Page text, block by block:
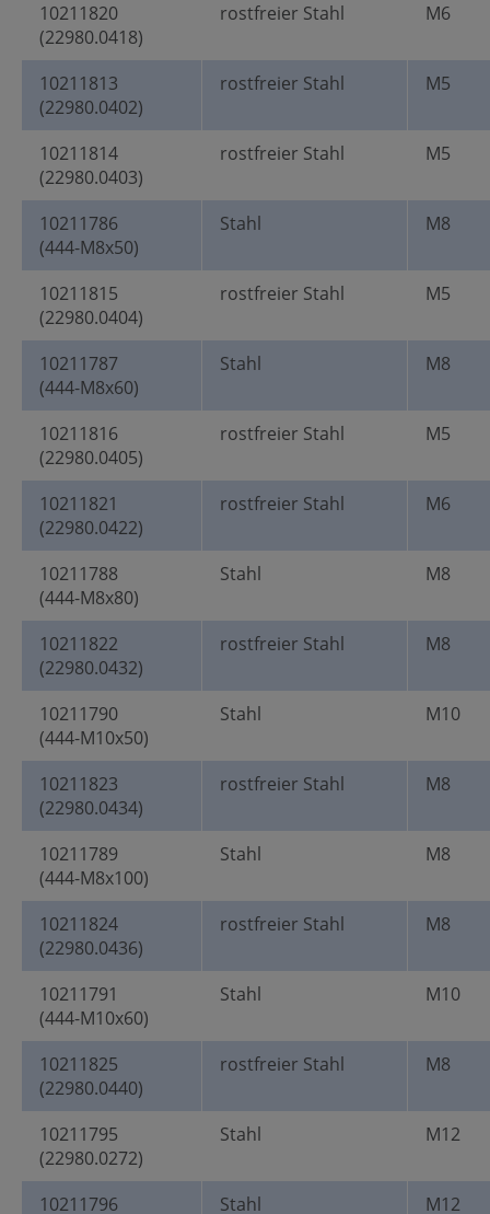
10211820
(22980.0418)
rostfreier Stahl M6
10211813
(22980.0402)
rostfreier Stahl M5
10211814
(22980.0403)
rostfreier Stahl M5
10211786
(444-M8x50)
Stahl M8
10211815
(22980.0404)
rostfreier Stahl M5
10211787
(444-M8x60)
Stahl M8
10211816
(22980.0405)
rostfreier Stahl M5
10211821
(22980.0422)
rostfreier Stahl M6
10211788
(444-M8x80)
Stahl M8
10211822
(22980.0432)
rostfreier Stahl M8
10211790
(444-M10x50)
Stahl M10
10211823
(22980.0434)
rostfreier Stahl M8
10211789
(444-M8x100)
Stahl M8
10211824
(22980.0436)
rostfreier Stahl M8
10211791
(444-M10x60)
Stahl M10
10211825
(22980.0440)
rostfreier Stahl M8
10211795
(22980.0272)
Stahl M12
10211796
Stahl M12